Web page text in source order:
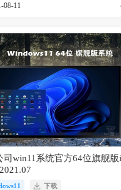
08-11
司win11系统官方64位旗舰版
下载